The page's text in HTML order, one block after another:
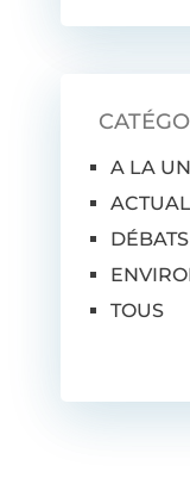
A LA
DÉBATS
TOUS